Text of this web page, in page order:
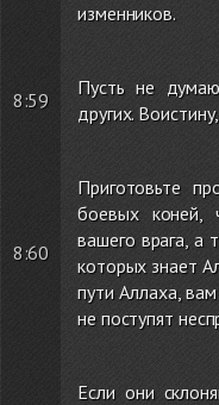
изменников.
8:59
Пусть не
других.
8:60
Приготовьте
боевых коней,
вашего врага, а
которых знает
пути Аллаха,
не поступят
Если они